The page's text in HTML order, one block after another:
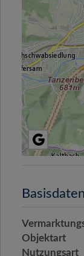
Objektart
Nutzungsart